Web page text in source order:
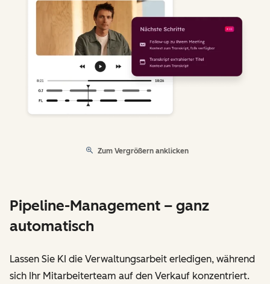
Zum Vergrößern anklicken
Pipeline-Management – ganz
automatisch
Lassen Sie KI die Verwaltungsarbeit erledigen, während
sich Ihr Mitarbeiterteam auf den Verkauf konzentriert.